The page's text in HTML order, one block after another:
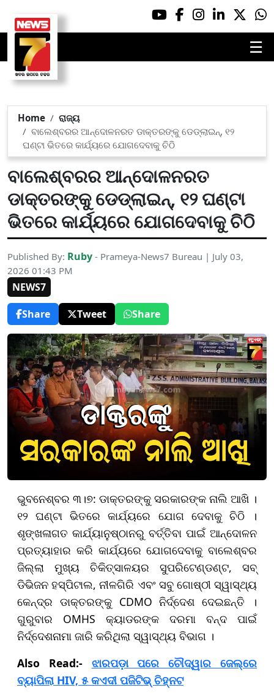
☰
Home
ରାଜ୍ୟ
ବାଲେଶ୍ବରର ଆନ୍ଦୋଳନରତ ଡାକ୍ତରଙ୍କୁ ଡେଡ୍‌ଲାଇନ୍, ୧୨
ଘଣ୍ଟା ଭିତରେ କାର୍ଯ୍ୟରେ ଯୋଗଦେବାକୁ ଚିଠି
ବାଲେଶ୍ବରର ଆନ୍ଦୋଳନରତ
ଡାକ୍ତରଙ୍କୁ ଡେଡ୍‌ଲାଇନ୍, ୧୨ ଘଣ୍ଟା
ଭିତରେ କାର୍ଯ୍ୟରେ ଯୋଗଦେବାକୁ ଚିଠି
Published By: Ruby - Prameya-News7 Bureau | July 03,
2026 01:43 PM
NEWS7
Share
Tweet Share
ଭୁବନେଶ୍ବର ୩।୭: ଡାକ୍ତରଙ୍କୁ ସରକାରଙ୍କ ନାଲି ଆଖି ।
୧୨ ଘଣ୍ଟା ଭିତରେ କାର୍ଯ୍ୟରେ ଯୋଗ ଦେବାକୁ ଚିଠି ।
ଶୃଙ୍ଖଳାଗତ କାର୍ଯ୍ୟାନୁଷ୍ଠାନରୁ ବର୍ତ୍ତିବା ପାଇଁ ଆନ୍ଦୋଳନ
ପ୍ରତ୍ୟାହାର କରି କାର୍ଯ୍ୟରେ ଯୋଗଦେବାକୁ ବାଲେଶ୍ବର
ଜିଲ୍ଲା ମୁଖ୍ୟ ଚିକିତ୍ସାଳୟର ସୁପରିଟେଣ୍ଡଣ୍ଟ, ସବ୍
ଡିଭିଜନ ହସ୍ପିଟାଲ, ନୀଳଗିରି ଏବଂ ସବୁ ଗୋଷ୍ଠୀ ସ୍ୱାସ୍ଥ୍ୟ
କେନ୍ଦ୍ର ଡାକ୍ତରଙ୍କୁ CDMO ନିର୍ଦ୍ଦେଶ ଦେଇଛନ୍ତି ।
ଗୁରୁବାର OMHS କ୍ୟାଡରଙ୍କ ଦରମା ବନ୍ଦ ପାଇଁ
ନିର୍ଦ୍ଦେଶନାମା ଜାରି କରିଥିଲା ସ୍ୱାସ୍ଥ୍ୟ ବିଭାଗ ।
Also Read:- ଝାରପଡ଼ା ପରେ ଚୌଦ୍ୱାର ଜେଲ୍‌ରେ
ବ୍ୟାପିଲା HIV, ୫ କଏଦୀ ପଜିଟିଭ୍ ଚିହ୍ନଟ